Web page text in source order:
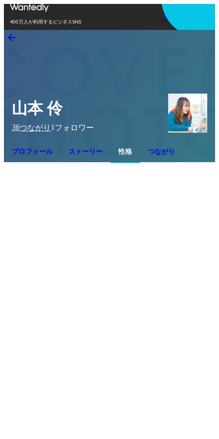
400万人が利用するビジネスSNS
アプリを使う
山本 伶
36つながり 1 フォロワー
プロフィール ストーリー 性格 つながり